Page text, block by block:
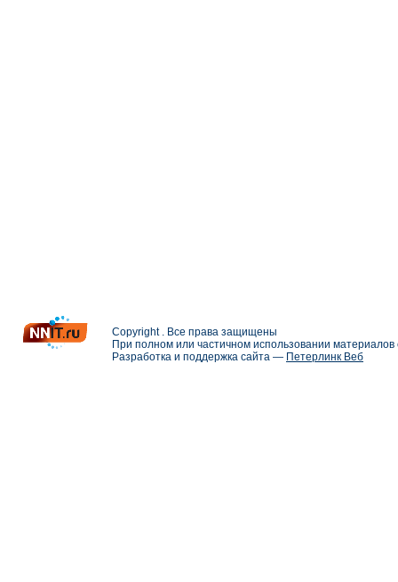
Copyright . Все права защищены
При полном или частичном использовании
Разработка и поддержка сайта — Петерлинк Веб